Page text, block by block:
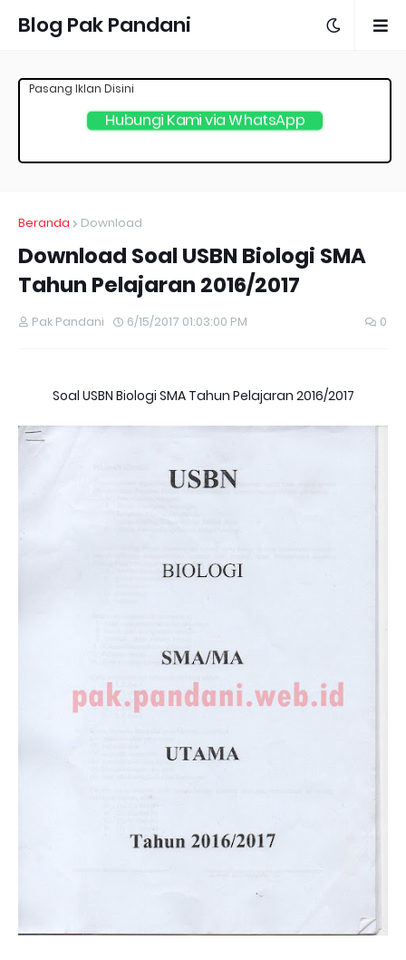
Blog Pak Pandani
Hubungi Kami via WhatsApp
Pasang Iklan Disini
Beranda Download
Download Soal USBN Biologi SMA
Tahun Pelajaran 2016/2017
Pak Pandani 6/15/2017 01:03:00 PM 0
Soal USBN Biologi SMA Tahun Pelajaran 2016/2017